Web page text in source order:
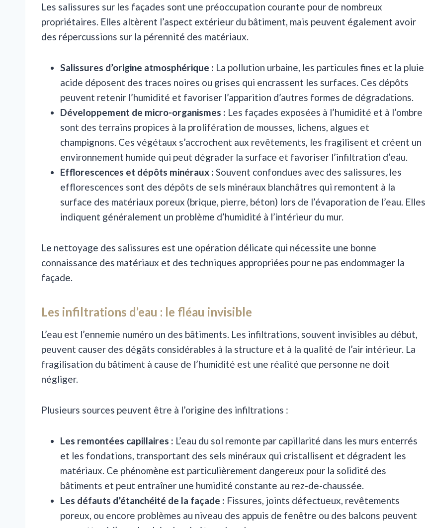
Les salissures sur les façades sont une préoccupation courante pour de nombreux
propriétaires. Elles altèrent l’aspect extérieur du bâtiment, mais peuvent également avoir
des répercussions sur la pérennité des matériaux.
Salissures d’origine atmosphérique : La pollution urbaine, les particules fines et la pluie
acide déposent des traces noires ou grises qui encrassent les surfaces. Ces dépôts
peuvent retenir l’humidité et favoriser l’apparition d’autres formes de dégradations.
Développement de micro-organismes : Les façades exposées à l’humidité et à l’ombre
sont des terrains propices à la prolifération de mousses, lichens, algues et
champignons. Ces végétaux s’accrochent aux revêtements, les fragilisent et créent un
environnement humide qui peut dégrader la surface et favoriser l’infiltration d’eau.
Efflorescences et dépôts minéraux : Souvent confondues avec des salissures, les
efflorescences sont des dépôts de sels minéraux blanchâtres qui remontent à la
surface des matériaux poreux (brique, pierre, béton) lors de l’évaporation de l’eau. Elles
indiquent généralement un problème d’humidité à l’intérieur du mur.
Le nettoyage des salissures est une opération délicate qui nécessite une bonne
connaissance des matériaux et des techniques appropriées pour ne pas endommager la
façade.
Les infiltrations d’eau : le fléau invisible
L’eau est l’ennemie numéro un des bâtiments. Les infiltrations, souvent invisibles au début,
peuvent causer des dégâts considérables à la structure et à la qualité de l’air intérieur. La
fragilisation du bâtiment à cause de l’humidité est une réalité que personne ne doit
négliger.
Plusieurs sources peuvent être à l’origine des infiltrations :
Les remontées capillaires : L’eau du sol remonte par capillarité dans les murs enterrés
et les fondations, transportant des sels minéraux qui cristallisent et dégradent les
matériaux. Ce phénomène est particulièrement dangereux pour la solidité des
bâtiments et peut entraîner une humidité constante au rez-de-chaussée.
Les défauts d’étanchéité de la façade : Fissures, joints défectueux, revêtements
poreux, ou encore problèmes au niveau des appuis de fenêtre ou des balcons peuvent